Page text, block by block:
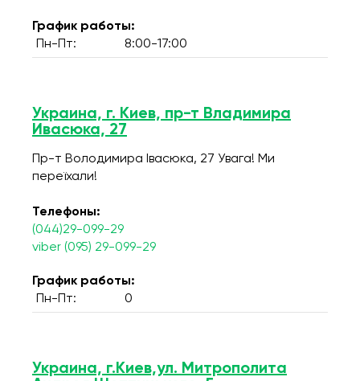
График работы:
Пн-Пт:
8:00-17:00
Украина, г. Киев, пр-т Владимира
Ивасюка, 27
Пр-т Володимира Івасюка, 27 Увага! Ми
переїхали!
Телефоны:
(044)29-099-29
viber (095) 29-099-29
График работы:
Пн-Пт:
0
Украина, г.Киев,ул. Митрополита